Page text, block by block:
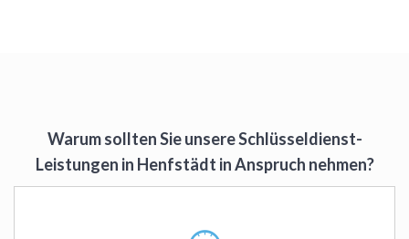
Warum sollten Sie unsere Schlüsseldienst-
Leistungen in Henfstädt in Anspruch nehmen?